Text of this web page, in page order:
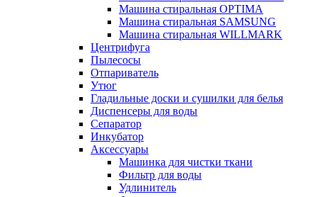
Машина стиральная OPTIMA
Машина стиральная SAMSUNG
Машина стиральная WILLMARK
Центрифуга
Пылесосы
Отпариватель
Утюг
Гладильные доски и сушилки для белья
Диспенсеры для воды
Сепаратор
Инкубатор
Аксессуары
Машинка для чистки ткани
Фильтр для воды
Удлинитель